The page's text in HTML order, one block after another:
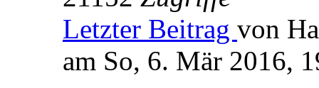
Letzter Beitrag von
am So, 6. Mär 2016,